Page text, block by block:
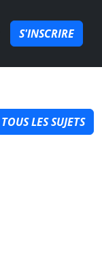
S'INSCRIRE
TOUS LES SUJETS